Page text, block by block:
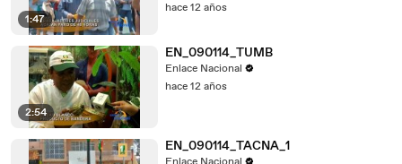
1:47
hace 12 años
2:54
EN_090114_TUMB
Enlace Nacional
hace 12 años
EN_090114_TACNA_1